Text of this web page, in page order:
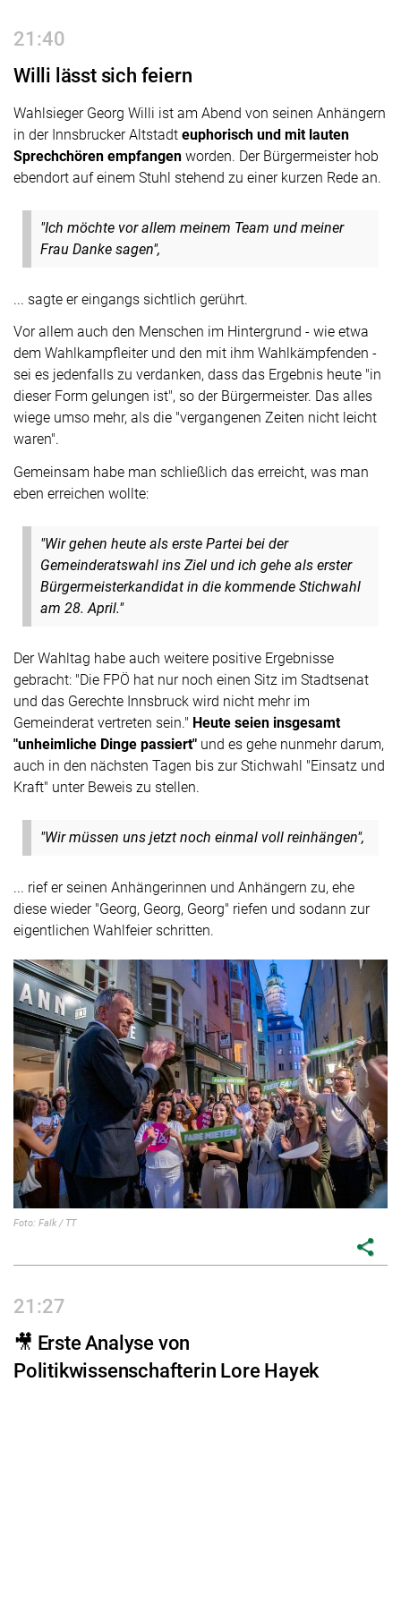
21:40
Willi lässt sich feiern
Wahlsieger Georg Willi ist am Abend von seinen Anhängern
in der Innsbrucker Altstadt euphorisch und mit lauten
Sprechchören empfangen worden. Der Bürgermeister hob
ebendort auf einem Stuhl stehend zu einer kurzen Rede an.
"Ich möchte vor allem meinem Team und meiner
Frau Danke sagen",
... sagte er eingangs sichtlich gerührt.
Vor allem auch den Menschen im Hintergrund - wie etwa
dem Wahlkampfleiter und den mit ihm Wahlkämpfenden -
sei es jedenfalls zu verdanken, dass das Ergebnis heute "in
dieser Form gelungen ist", so der Bürgermeister. Das alles
wiege umso mehr, als die "vergangenen Zeiten nicht leicht
waren".
Gemeinsam habe man schließlich das erreicht, was man
eben erreichen wollte:
"Wir gehen heute als erste Partei bei der
Gemeinderatswahl ins Ziel und ich gehe als erster
Bürgermeisterkandidat in die kommende Stichwahl
am 28. April."
Der Wahltag habe auch weitere positive Ergebnisse
gebracht: "Die FPÖ hat nur noch einen Sitz im Stadtsenat
und das Gerechte Innsbruck wird nicht mehr im
Gemeinderat vertreten sein." Heute seien insgesamt
"unheimliche Dinge passiert" und es gehe nunmehr darum,
auch in den nächsten Tagen bis zur Stichwahl "Einsatz und
Kraft" unter Beweis zu stellen.
"Wir müssen uns jetzt noch einmal voll reinhängen",
... rief er seinen Anhängerinnen und Anhängern zu, ehe
diese wieder "Georg, Georg, Georg" riefen und sodann zur
eigentlichen Wahlfeier schritten.
Foto: Falk / TT
share
21:27
🎥 Erste Analyse von
Politikwissenschafterin Lore Hayek